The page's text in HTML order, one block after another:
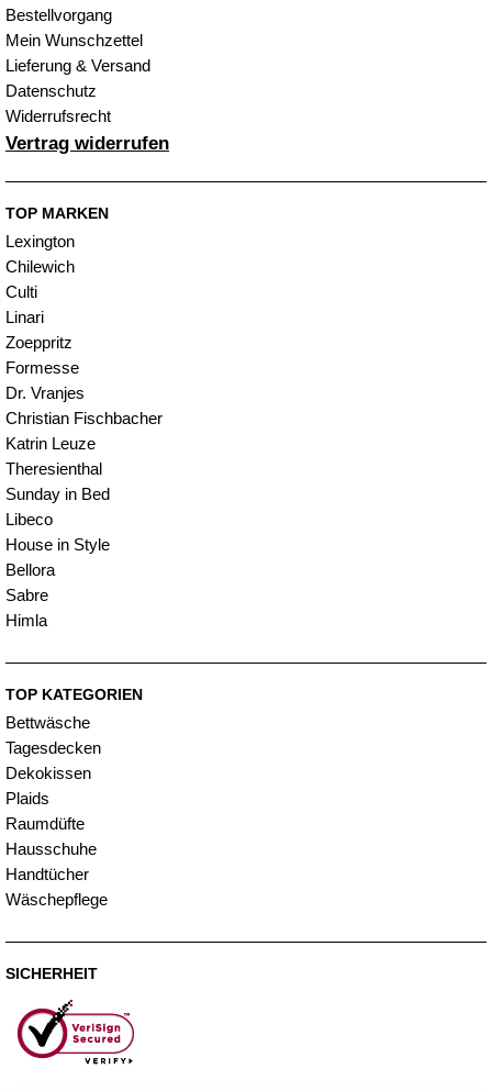
Bestellvorgang
Mein Wunschzettel
Lieferung & Versand
Datenschutz
Widerrufsrecht
Vertrag widerrufen
TOP MARKEN
Lexington
Chilewich
Culti
Linari
Zoeppritz
Formesse
Dr. Vranjes
Christian Fischbacher
Katrin Leuze
Theresienthal
Sunday in Bed
Libeco
House in Style
Bellora
Sabre
Himla
TOP KATEGORIEN
Bettwäsche
Tagesdecken
Dekokissen
Plaids
Raumdüfte
Hausschuhe
Handtücher
Wäschepflege
SICHERHEIT